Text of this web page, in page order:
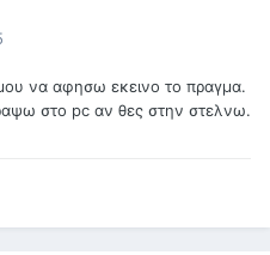
να αφησω εκεινο το πραγμα.
στο pc αν θες στην στελνω.